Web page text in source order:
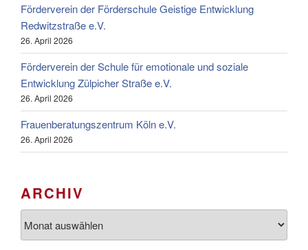
Förderverein der Förderschule Geistige Entwicklung
Redwitzstraße e.V.
26. April 2026
Förderverein der Schule für emotionale und soziale
Entwicklung Zülpicher Straße e.V.
26. April 2026
Frauenberatungszentrum Köln e.V.
26. April 2026
ARCHIV